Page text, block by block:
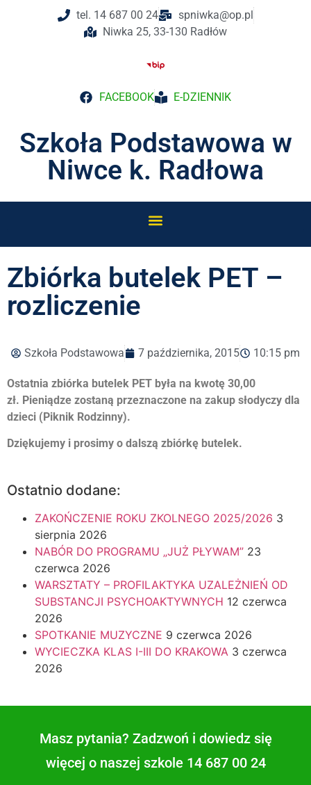
tel. 14 687 00 24
spniwka@op.pl
Niwka 25, 33-130 Radłów
FACEBOOK E-DZIENNIK
Szkoła Podstawowa w
Niwce k. Radłowa
Zbiórka butelek PET –
rozliczenie
Szkoła Podstawowa 7 października, 2015 10:15 pm
Ostatnia zbiórka butelek PET była na kwotę 30,00
zł. Pieniądze zostaną przeznaczone na zakup słodyczy dla
dzieci (Piknik Rodzinny).
Dziękujemy i prosimy o dalszą zbiórkę butelek.
Ostatnio dodane:
ZAKOŃCZENIE ROKU ZKOLNEGO 2025/2026 3
sierpnia 2026
NABÓR DO PROGRAMU „JUŻ PŁYWAM” 23
czerwca 2026
WARSZTATY – PROFILAKTYKA UZALEŻNIEŃ OD
SUBSTANCJI PSYCHOAKTYWNYCH 12 czerwca
2026
SPOTKANIE MUZYCZNE 9 czerwca 2026
WYCIECZKA KLAS I-III DO KRAKOWA 3 czerwca
2026
Masz pytania? Zadzwoń i dowiedz się
więcej o naszej szkole 14 687 00 24